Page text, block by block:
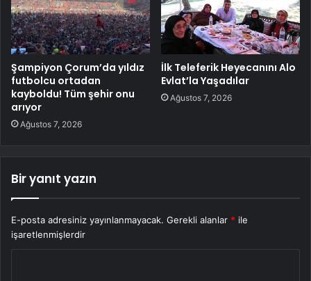
Şampiyon Çorum’da yıldız
futbolcu ortadan
kayboldu! Tüm şehir onu
arıyor
Ağustos 7, 2026
İlk Teleferik Heyecanını Alo
Evlat’la Yaşadılar
Ağustos 7, 2026
Bir yanıt yazın
E-posta adresiniz yayınlanmayacak. Gerekli alanlar * ile
işaretlenmişlerdir